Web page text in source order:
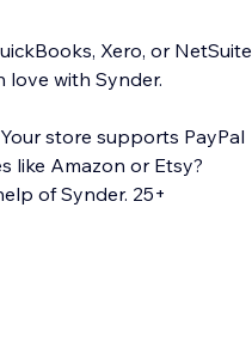
Xero, or NetSuite
love with Synder.
store supports PayPal
like Amazon or Etsy?
Synder. 25+